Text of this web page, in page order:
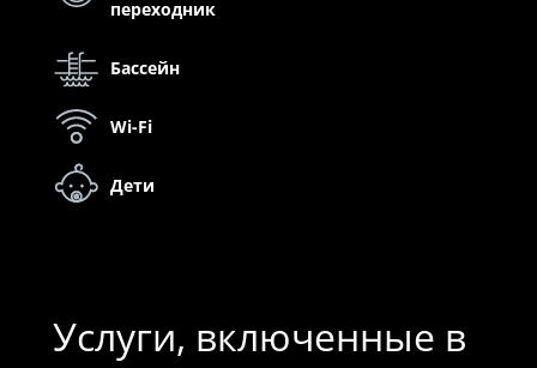
переходник
Бассейн
Wi-Fi
Дети
Услуги, включенные в